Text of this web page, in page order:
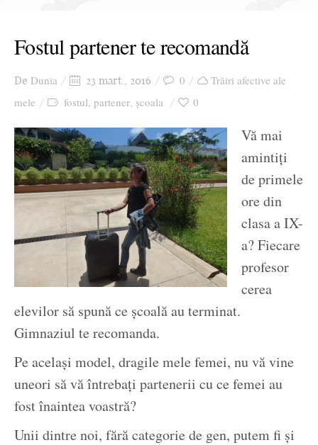
Fostul partener te recomandă
De Dunia 23 mart., 2016 0
Trăiri afective ale
mele
fostul, partener, școala 0
Vă mai
amintiți
de primele
ore din
clasa a IX-
a? Fiecare
profesor
cerea
elevilor să spună ce școală au terminat.
Gimnaziul te recomanda.
Pe același model, dragile mele femei, nu vă vine
uneori să vă întrebați partenerii cu ce femei au
fost înaintea voastră?
Unii dintre noi, fără categorie de gen, putem fi și